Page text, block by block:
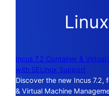
Incus 7.2 Container &
with SELinux Support
Discover the new Incus 7.2,
& Virtual Machine